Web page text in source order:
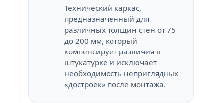
Технический каркас,
предназначенный для
различных толщин стен от 75
до 200 мм, который
компенсирует различия в
штукатурке и исключает
необходимость неприглядных
«достроек» после монтажа.